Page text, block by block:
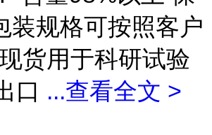
装规格可按照客户
货用于科研试验
口 ...查看全文 >